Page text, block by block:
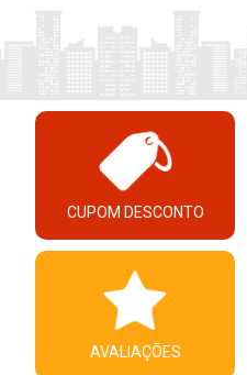
CUPOM DESCONTO
AVALIAÇÕES